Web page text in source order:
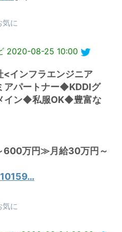
気に
2020-08-25 10:00
<インフラエンジニア
パートナー◆KDDIグ
イン◆私服OK◆豊富な
万円≫月給30万円～
気に